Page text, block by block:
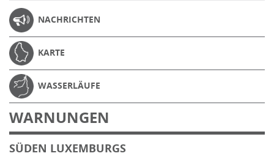
NACHRICHTEN
KARTE
WASSERLÄUFE
WARNUNGEN
SÜDEN LUXEMBURGS